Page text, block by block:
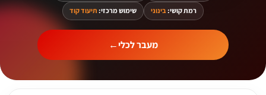
רמת קושי:בינוני שימוש מרכזי: תיעוד קוד
מעבר לכלי←